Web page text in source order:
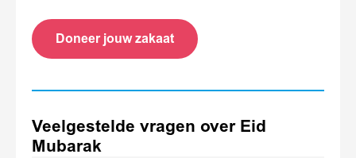
Doneer jouw zakaat
Veelgestelde vragen over Eid
Mubarak